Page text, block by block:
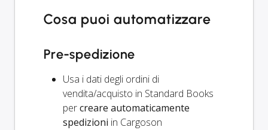
Cosa puoi automatizzare
Pre-spedizione
Usa i dati degli ordini di
vendita/acquisto in Standard Books
percreare automaticamente
spedizioni in Cargoson